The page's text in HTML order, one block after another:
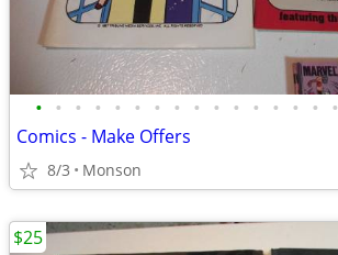
• • • • • • • • • • • • • • • •
Comics - Make Offers
8/3 Monson
$25